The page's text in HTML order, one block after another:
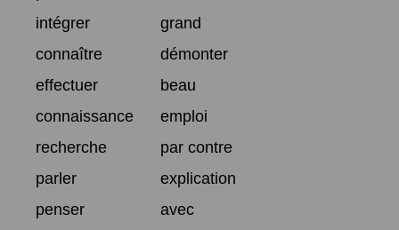
intégrer
grand
connaître
démonter
effectuer
beau
connaissance
emploi
recherche
par contre
parler
explication
penser
avec